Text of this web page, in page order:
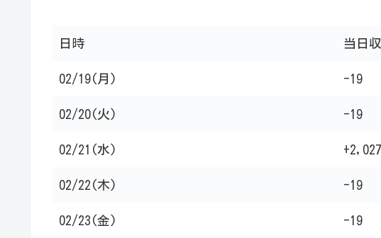
日時 当日
02/19(月) -19
02/20(火) -19
02/21(水) +2,027
02/22(木) -19
02/23(金) -19